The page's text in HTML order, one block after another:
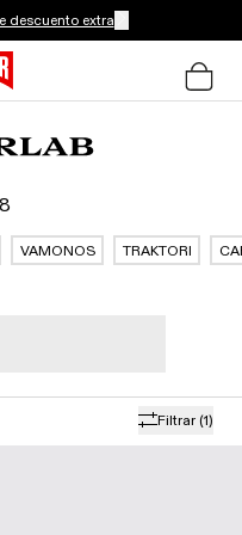
descuento extra
VAMONOS TRAKTORI
Filtrar (1)